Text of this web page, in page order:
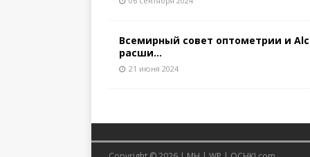
Всемирный совет оптометрии и
расши...
21 июня 2024